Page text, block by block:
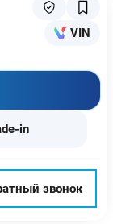
VIN
in
звонок